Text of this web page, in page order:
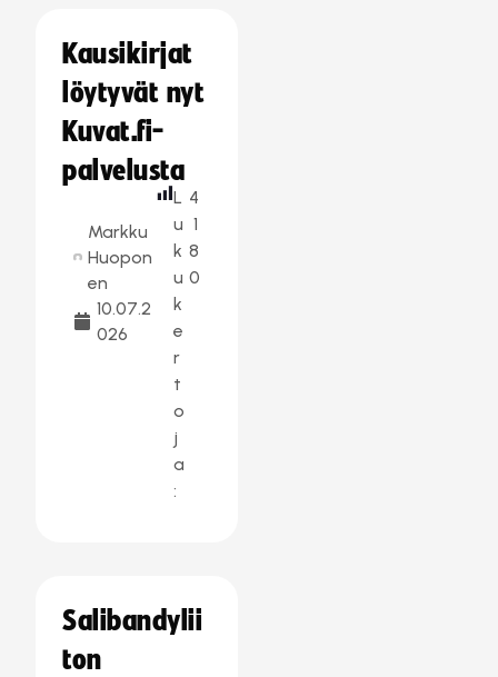
Kausikirjat
löytyvät nyt
Kuvat.fi-
palvelusta
Markku
Huopon
en
10.07.2
026
L
u
k
u
k
e
r
t
o
j
a
:
4
1
8
0
Salibandylii
ton